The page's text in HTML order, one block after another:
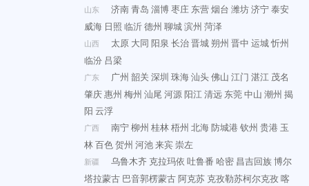
山东 济南青岛 淄博枣庄 东营烟台 潍坊济宁泰安
威海 日照 临沂德州 聊城滨州 菏泽
山西 太原 大同 阳泉 长治晋城朔州 晋中 运城忻州
临汾 吕梁
广东 广州 韶关 深圳 珠海汕头佛山 江门 湛江 茂名
肇庆惠州 梅州 汕尾 河源阳江清远 东莞中山 潮州 揭
阳 云浮
广西 南宁柳州 桂林梧州 北海防城港钦州 贵港 玉
林百色贺州 河池来宾崇左
新疆 乌鲁木齐 克拉玛依 吐鲁番 哈密 昌吉回族博尔
塔拉蒙古 巴音郭楞蒙古阿克苏 克孜勒苏柯尔克孜喀